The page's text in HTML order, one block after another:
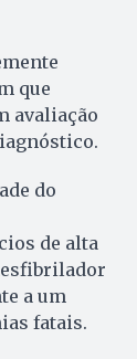
que
avaliação
do
de alta
a um
fatais.